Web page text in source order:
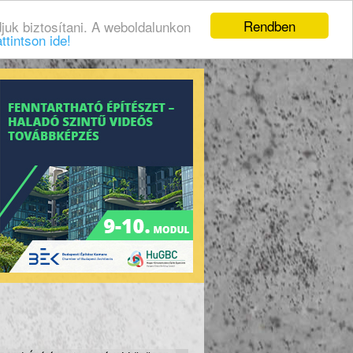
Rendben
biztosítani. A weboldalunkon
ide!